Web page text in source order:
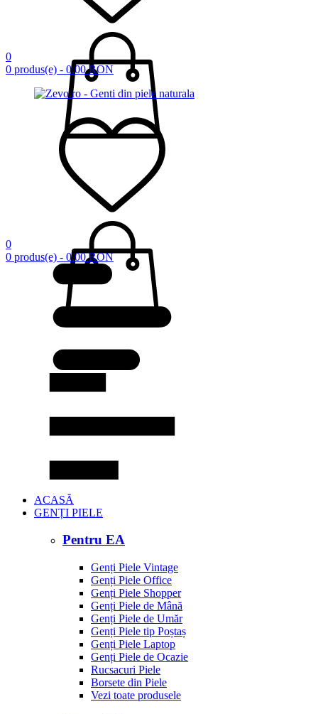
0
0 produs(e) - 0.00 RON
0
0 produs(e) - 0.00 RON
ACASĂ
GENȚI PIELE
Pentru EA
Genți Piele Vintage
Genți Piele Office
Genți Piele Shopper
Genți Piele de Mână
Genți Piele de Umăr
Genți Piele tip Poștaș
Genți Piele Laptop
Genți Piele de Ocazie
Rucsacuri Piele
Borsete din Piele
Vezi toate produsele